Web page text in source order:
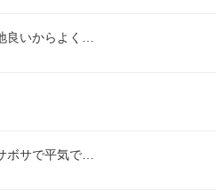
良いからよく…
ボサで平気で…